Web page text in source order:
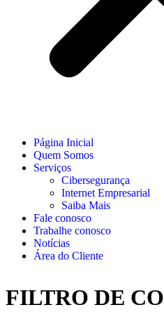
Página Inicial
Quem Somos
Serviços
Cibersegurança
Internet Empresarial
Saiba Mais
Fale conosco
Trabalhe conosco
Notícias
Área do Cliente
FILTRO DE